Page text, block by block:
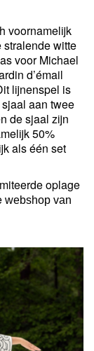
voornamelijk
stralende witte
voor Michael
d’émail
lijnenspel is
aan twee
de sjaal zijn
50%
als één set
oplage
webshop van